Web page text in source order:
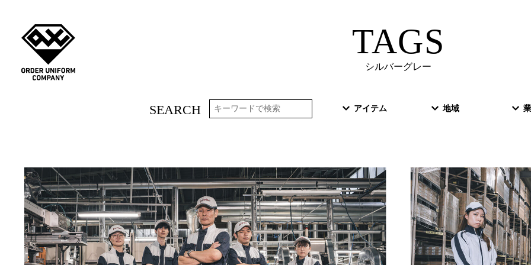
TAGS
シルバーグレー
SEARCH アイテム 地域